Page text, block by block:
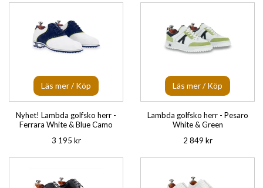
Läs mer / Köp
Nyhet! Lambda golfsko herr -
Ferrara White & Blue Camo
3 195 kr
Läs mer / Köp
Lambda golfsko herr - Pesaro
White & Green
2 849 kr